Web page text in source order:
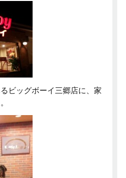
ビッグボーイ三郷店に、家